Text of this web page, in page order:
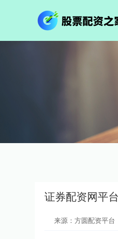
证券配资网平
来源：方圆配资平台